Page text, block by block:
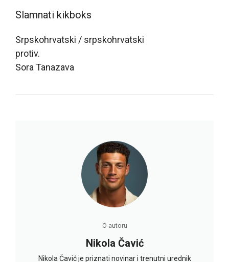
Slamnati kikboks
Srpskohrvatski / srpskohrvatski
protiv.
Sora Tanazava
O autoru
Nikola Čavić
Nikola Čavić je priznati novinar i trenutni urednik